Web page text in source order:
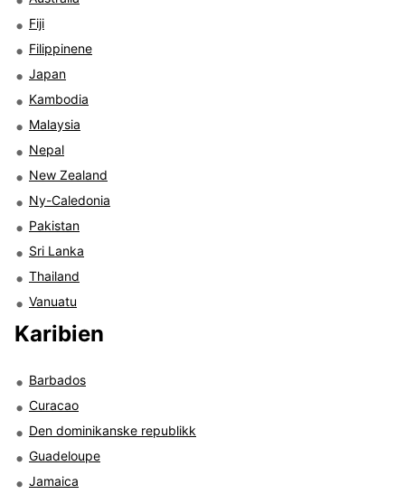
Fiji
Filippinene
Japan
Kambodia
Malaysia
Nepal
New Zealand
Ny-Caledonia
Pakistan
Sri Lanka
Thailand
Vanuatu
Karibien
Barbados
Curacao
Den dominikanske republikk
Guadeloupe
Jamaica